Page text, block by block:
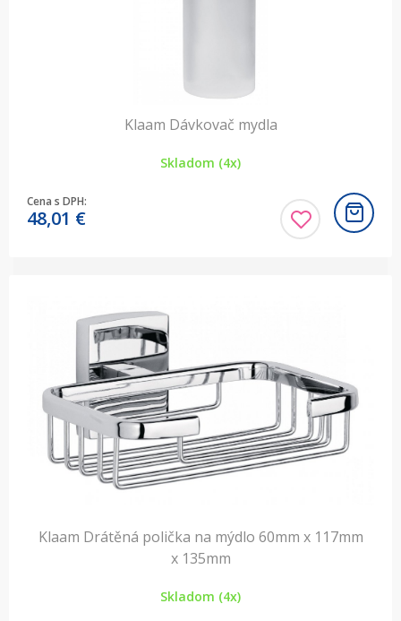
Klaam Dávkovač mydla
Skladom (4x)
Cena s DPH:
48,01 €
Klaam Drátěná polička na mýdlo 60mm x 117mm
x 135mm
Skladom (4x)